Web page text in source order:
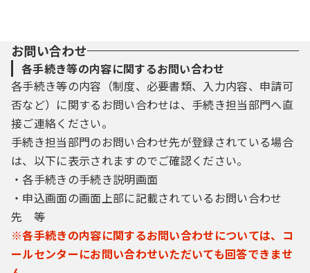
お問い合わせ
各手続き等の内容に関するお問い合わせ
各手続き等の内容（制度、必要書類、入力内容、申請可
否など）に関するお問い合わせは、手続き担当部門へ直
接ご連絡ください。
手続き担当部門のお問い合わせ先が登録されている場合
は、以下に表示されますのでご確認ください。
・各手続きの手続き説明画面
・申込画面の画面上部に記載されているお問い合わせ
先 等
※各手続きの内容に関するお問い合わせについては、コ
ールセンターにお問い合わせいただいても回答できませ